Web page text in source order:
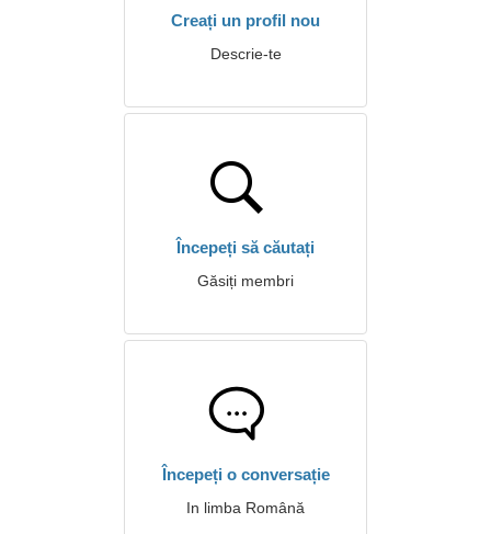
Creați un profil nou
Descrie-te
Începeți să căutați
Găsiți membri
Începeți o conversație
In limba Română